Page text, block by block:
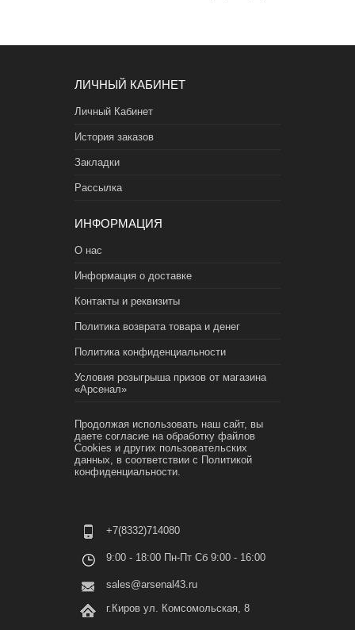
ЛИЧНЫЙ КАБИНЕТ
Личный Кабинет
История заказов
Закладки
Рассылка
ИНФОРМАЦИЯ
О нас
Информация о доставке
Контакты и реквизиты
Политика возврата товара и денег
Политика конфиденциальности
Условия розыгрыша призов от магазина
«Арсенал»
Продолжая использовать наш сайт, вы
даете согласие на обработку файлов
Cookies и других пользовательских
данных, в соответствии с Политикой
конфиденциальности.
+7(8332)714080
9:00 - 18:00 Пн-Пт Сб 9:00 - 16:00
sales@arsenal43.ru
г.Киров ул. Комсомольская, 8